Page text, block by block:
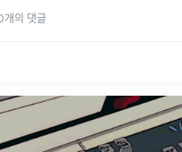
개의 댓글